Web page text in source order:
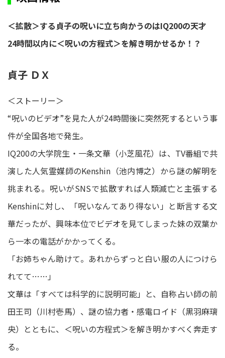
＜拡散＞する貞子の呪いに立ち向かうのはIQ200の天才
24時間以内に＜呪いの方程式＞を解き明かせるか！？
貞子 ＤＸ
＜ストーリー＞
“呪いのビデオ”を見た人が24時間後に突然死するという事
件が全国各地で発生。
IQ200の大学院生・一条文華（小芝風花）は、TV番組で共
演した人気霊媒師のKenshin（池内博之）から謎の解明を
挑まれる。呪いがSNSで拡散すれば人類滅亡と主張する
Kenshinに対し、「呪いなんてあり得ない」と断言する文
華だったが、興味本位でビデオを見てしまった妹の双葉か
ら一本の電話がかかってくる。
「お姉ちゃん助けて。あれからずっと白い服の人につけら
れてて……」
文華は「すべては科学的に説明可能」と、自称占い師の前
田王司（川村壱馬）、謎の協力者・感電ロイド（黒羽麻璃
央）とともに、＜呪いの方程式＞を解き明かすべく奔走す
る。